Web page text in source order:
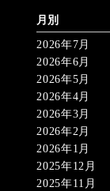
月別
2026年7月
2026年6月
2026年5月
2026年4月
2026年3月
2026年2月
2026年1月
2025年12月
2025年11月